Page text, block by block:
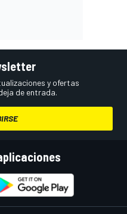
y ofertas
de entrada.